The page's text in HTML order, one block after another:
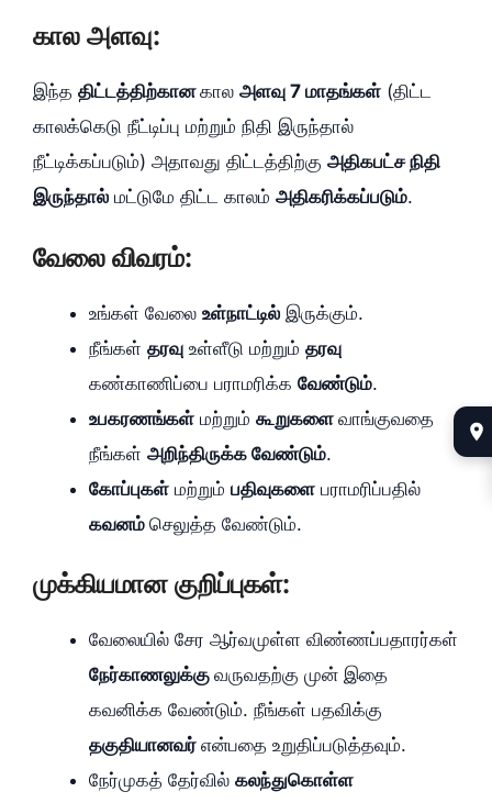
கால அளவு:
இந்த திட்டத்திற்கானகால அளவு 7 மாதங்கள் (திட்ட
காலக்கெடு நீட்டிப்பு மற்றும் நிதி இருந்தால்
நீட்டிக்கப்படும்) அதாவது திட்டத்திற்கு அதிகபட்ச நிதி
இருந்தால் மட்டுமே திட்ட காலம் அதிகரிக்கப்படும்.
வேலை விவரம்:
உங்கள் வேலை உள்நாட்டில் இருக்கும்.
நீங்கள் தரவு உள்ளீடு மற்றும் தரவு
கண்காணிப்பை பராமரிக்க வேண்டும்.
உபகரணங்கள் மற்றும் கூறுகளை வாங்குவதை
நீங்கள் அறிந்திருக்க வேண்டும்.
கோப்புகள் மற்றும் பதிவுகளை பராமரிப்பதில்
கவனம் செலுத்த வேண்டும்.
முக்கியமான குறிப்புகள்:
வேலையில் சேர ஆர்வமுள்ள விண்ணப்பதாரர்கள்
நேர்காணலுக்கு வருவதற்கு முன் இதை
கவனிக்க வேண்டும். நீங்கள் பதவிக்கு
தகுதியானவர் என்பதை உறுதிப்படுத்தவும்.
நேர்முகத் தேர்வில் கலந்துகொள்ள